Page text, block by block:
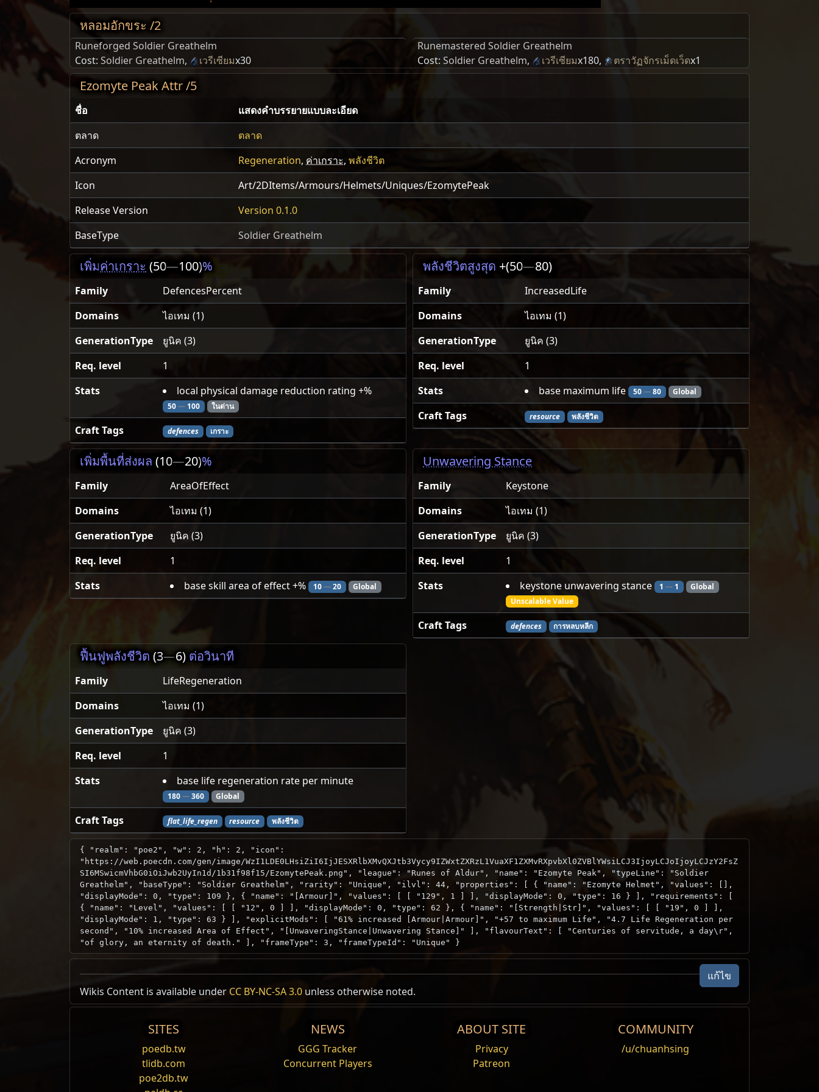
หลอมอักขระ /2
Runeforged Soldier Greathelm
Cost: Soldier Greathelm, เวรีเซียมx30
Runemastered Soldier Greathelm
Cost: Soldier Greathelm, เวรีเซียมx180, ตราวัฏจักรเม็ดเว็ดx1
Ezomyte Peak Attr /5
ชื่อ
แสดงคำบรรยายแบบละเอียด
ตลาด
ตลาด
Acronym
Regeneration, ค่าเกราะ, พลังชีวิต
Icon
Art/2DItems/Armours/Helmets/Uniques/EzomytePeak
Release Version
Version 0.1.0
BaseType
Soldier Greathelm
เพิ่มค่าเกราะ (50—100)%
Family
DefencesPercent
Domains
ไอเทม (1)
GenerationType
ยูนิค (3)
Req. level
1
Stats
local physical damage reduction rating +%
50—100 ในด่าน
Craft Tags defences เกราะ
พลังชีวิตสูงสุด +(50—80)
Family
IncreasedLife
Domains
ไอเทม (1)
GenerationType
ยูนิค (3)
Req. level
1
Stats
base maximum life 50—80 Global
Craft Tags resource พลังชีวิต
เพิ่มพื้นที่ส่งผล (10—20)%
Family
AreaOfEffect
Domains
ไอเทม (1)
GenerationType
ยูนิค (3)
Req. level
1
Stats
base skill area of effect +% 10—20 Global
Unwavering Stance
Family
Keystone
Domains
ไอเทม (1)
GenerationType
ยูนิค (3)
Req. level
1
Stats
keystone unwavering stance 1 —1
Global
Unscalable Value
Craft Tags defences การหลบหลีก
ฟื้นฟูพลังชีวิต (3—6) ต่อวินาที
Family
LifeRegeneration
Domains
ไอเทม (1)
GenerationType
ยูนิค (3)
Req. level
1
Stats
base life regeneration rate per minute
180—360 Global
Craft Tags flat_life_regen resource พลังชีวิต
{ "realm": "poe2", "w": 2, "h": 2, "icon":
"https://web.poecdn.com/gen/image/WzI1LDE0LHsiZiI6IjJESXRlbXMvQXJtb3Vycy9IZWxtZXRzL1VuaXF1ZXMvRXpvbXl0ZVBlYWsiLCJ3IjoyLCJoIjoyLCJzY2FsZ
SI6MSwicmVhbG0iOiJwb2UyIn1d/1b31f98f15/EzomytePeak.png", "league": "Runes of Aldur", "name": "Ezomyte Peak", "typeLine": "Soldier
Greathelm", "baseType": "Soldier Greathelm", "rarity": "Unique", "ilvl": 44, "properties": [ { "name": "Ezomyte Helmet", "values": [],
"displayMode": 0, "type": 109 }, { "name": "[Armour]", "values": [ [ "129", 1 ] ], "displayMode": 0, "type": 16 } ], "requirements": [
{ "name": "Level", "values": [ [ "12", 0 ] ], "displayMode": 0, "type": 62 }, { "name": "[Strength|Str]", "values": [ [ "19", 0 ] ],
"displayMode": 1, "type": 63 } ], "explicitMods": [ "61% increased [Armour|Armour]", "+57 to maximum Life", "4.7 Life Regeneration per
second", "10% increased Area of Effect", "[UnwaveringStance|Unwavering Stance]" ], "flavourText": [ "Centuries of servitude, a day\r",
"of glory, an eternity of death." ], "frameType": 3, "frameTypeId": "Unique" }
แก้ไข
Wikis Content is available under CC BY-NC-SA 3.0 unless otherwise noted.
SITES
poedb.tw
tlidb.com
poe2db.tw
NEWS
GGG Tracker
Concurrent Players
ABOUT SITE
Privacy
Patreon
COMMUNITY
/u/chuanhsing